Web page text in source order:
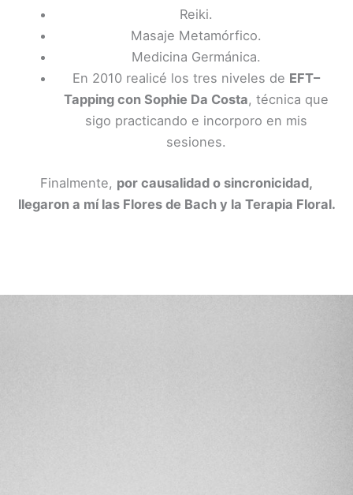
Reiki.
Masaje Metamórfico.
Medicina Germánica.
En 2010 realicé los tres niveles de EFT–
Tapping con Sophie Da Costa, técnica que
sigo practicando e incorporo en mis
sesiones.
Finalmente, por causalidad o sincronicidad,
llegaron a mí las Flores de Bach y la Terapia Floral.